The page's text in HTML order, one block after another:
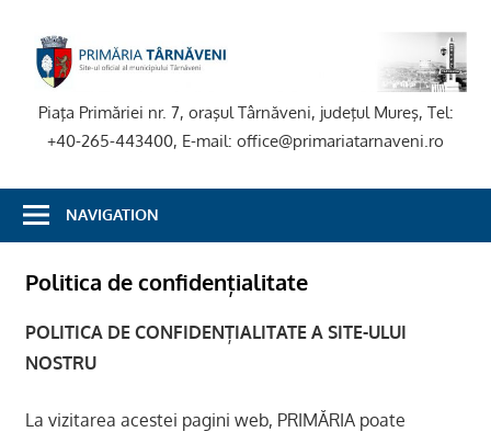
content
Piaţa Primăriei nr. 7, oraşul Târnăveni, judeţul Mureş, Tel:
+40-265-443400, E-mail: office@primariatarnaveni.ro
NAVIGATION
Politica de confidențialitate
POLITICA DE CONFIDENȚIALITATE A SITE-ULUI
NOSTRU
La vizitarea acestei pagini web, PRIMĂRIA poate